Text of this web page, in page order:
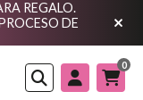
REGALO.
DE
Buscar
0